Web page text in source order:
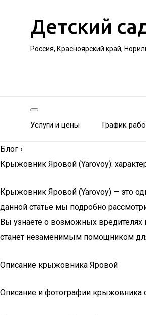
Детский
Россия, Красноярский край,
Услуги и цены График
Блог ›
Крыжовник Яровой (Yarovoy):
Крыжовник Яровой (Yarovoy) — это
данной статье мы подробно
Вы узнаете о возможных
станет незаменимым помощником для
Описание крыжовника Яровой
Описание и фотографии крыжовника